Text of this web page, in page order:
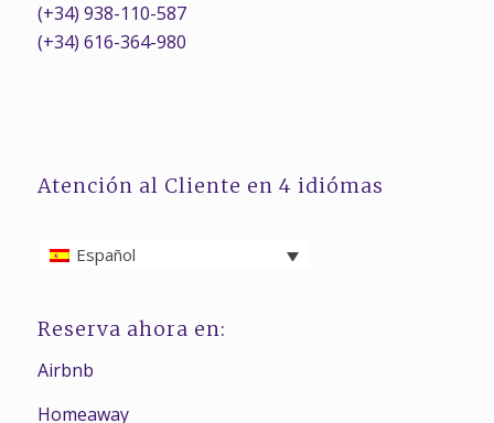
(+34) 938-110-587
(+34) 616-364-980
Atención al Cliente en 4 idiómas
Español
Reserva ahora en:
Airbnb
Homeaway